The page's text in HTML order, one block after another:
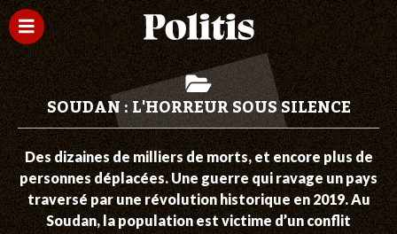
SOUDAN : L'HORREUR SOUS SILENCE
Des dizaines de milliers de morts, et encore plus de
personnes déplacées. Une guerre qui ravage un pays
traversé par une révolution historique en 2019. Au
Soudan, la population est victime d’un conflit